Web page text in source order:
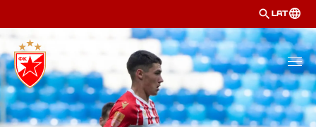
LAT